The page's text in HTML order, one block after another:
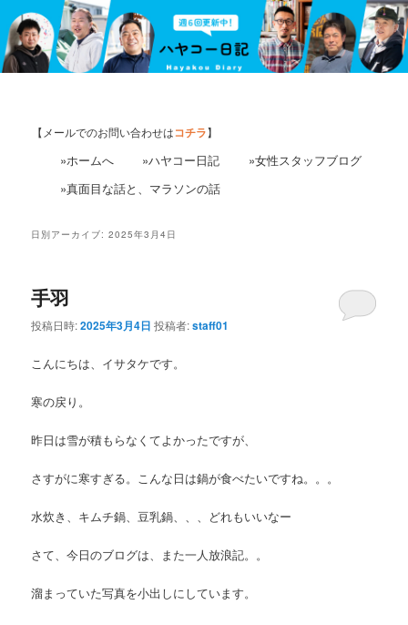
【メールでのお問い合わせはコチラ】
»ホームへ »ハヤコー日記
»女性スタッフブログ
»真面目な話と、マラソンの話
日別アーカイブ:2025年3月4日
手羽
投稿日時:2025年3月4日 投稿者:staff01
こんにちは、イサタケです。
寒の戻り。
昨日は雪が積もらなくてよかったですが、
さすがに寒すぎる。こんな日は鍋が食べたいですね。。。
水炊き、キムチ鍋、豆乳鍋、、、どれもいいなー
さて、今日のブログは、また一人放浪記。。
溜まっていた写真を小出しにしています。